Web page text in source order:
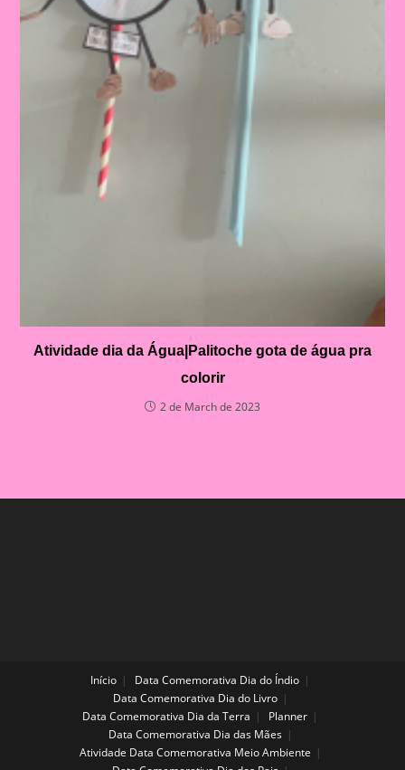
Atividade dia da Água|Palitoche gota de água pra
colorir
2 de March de 2023
Início
Data Comemorativa Dia do Índio
Data Comemorativa Dia do Livro
Data Comemorativa Dia da Terra
Planner
Data Comemorativa Dia das Mães
Atividade Data Comemorativa Meio Ambiente